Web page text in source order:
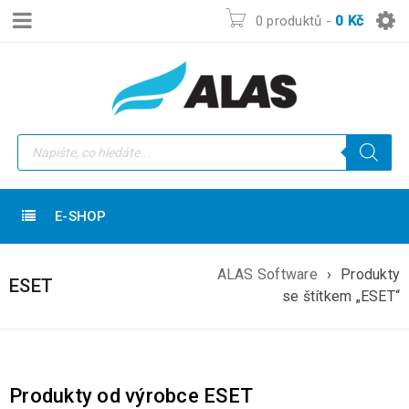
0 produktů - 0 Kč
E-SHOP
ESET
ALAS Software ›
Produkty
se štítkem „ESET“
Produkty od výrobce ESET